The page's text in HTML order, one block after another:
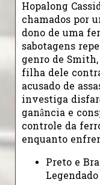
Hopalong
chamados por
dono de uma
sabotagens
genro de
filha dele
acusado de
investiga
ganância e
controle da
enquanto
Preto e